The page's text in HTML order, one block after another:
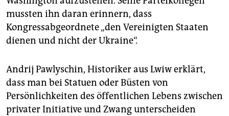
mussten ihn daran erinnern, dass
Kongressabgeordnete „den Vereinigten Staaten
dienen und nicht der Ukraine“.
Andrij Pawlyschin, Historiker aus Lwiw erklärt,
dass man bei Statuen oder Büsten von
Persönlichkeiten des öffentlichen Lebens zwischen
privater Initiative und Zwang unterscheiden